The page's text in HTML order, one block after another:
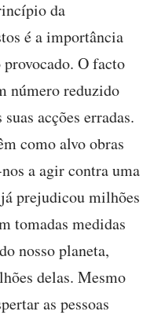
da
é a importância
O facto
número reduzido
acções erradas.
como alvo obras
a agir contra uma
prejudicou milhões
tomadas medidas
nosso planeta,
delas. Mesmo
as pessoas